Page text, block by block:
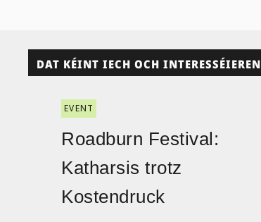
DAT KÉINT IECH OCH INTERESSÉIEREN
EVENT
Roadburn Festival:
Katharsis trotz
Kostendruck